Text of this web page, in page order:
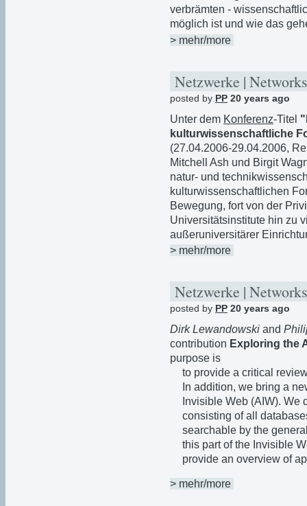
verbrämten -
möglich ist und wie das
> mehr/more
Netzwerke |
posted by PP 20 years ago
Unter dem Konferenz-Titel
kulturwissenschaftliche
(27.04.2006-29.04.2006,
Mitchell Ash und Birgit
natur- und
kulturwissenschaftlichen
Bewegung, fort von der
Universitätsinstitute hin zu
außeruniversitärer
> mehr/more
Netzwerke |
posted by PP 20 years ago
Dirk Lewandowski and
contribution Exploring the
purpose is
to provide a critical
In addition, we bring a
Invisible Web (AIW).
consisting of all
searchable by the
this part of the Invisible
provide an overview of
> mehr/more